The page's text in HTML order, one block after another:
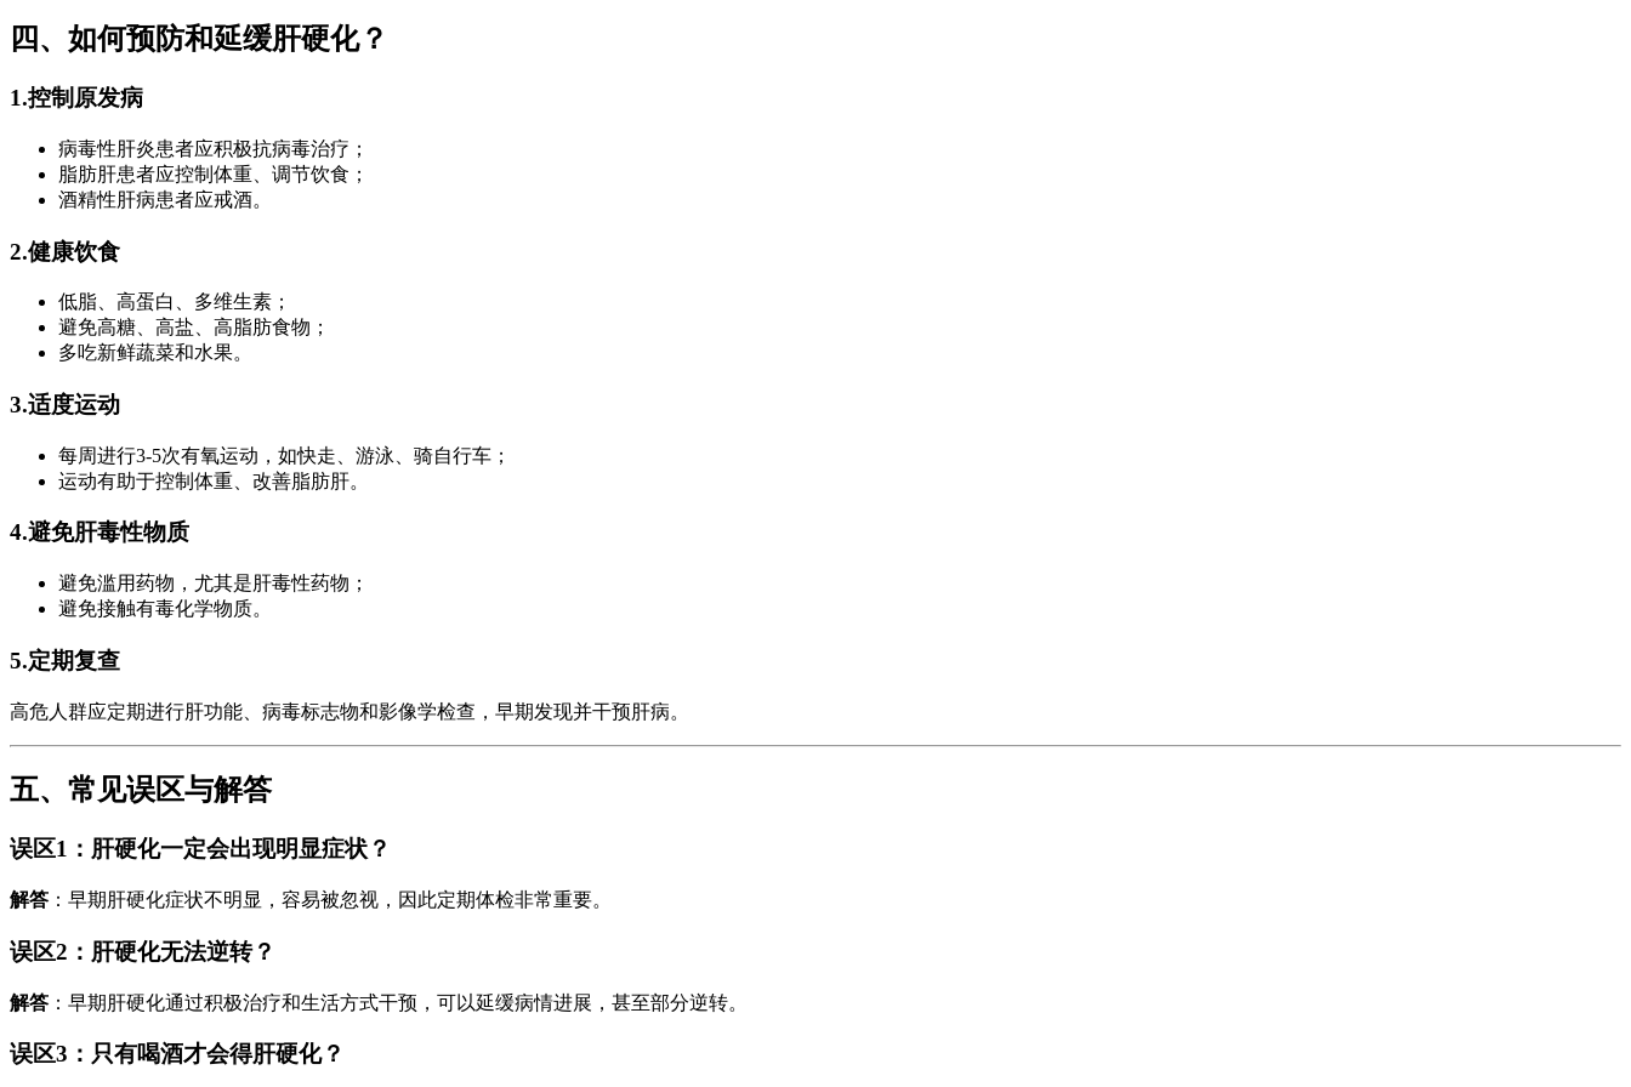
四、如何预防和延缓肝硬化？
1.控制原发病
病毒性肝炎患者应积极抗病毒治疗；
脂肪肝患者应控制体重、调节饮食；
酒精性肝病患者应戒酒。
2.健康饮食
低脂、高蛋白、多维生素；
避免高糖、高盐、高脂肪食物；
多吃新鲜蔬菜和水果。
3.适度运动
每周进行3-5次有氧运动，如快走、游泳、骑自行车；
运动有助于控制体重、改善脂肪肝。
4.避免肝毒性物质
避免滥用药物，尤其是肝毒性药物；
避免接触有毒化学物质。
5.定期复查
高危人群应定期进行肝功能、病毒标志物和影像学检查，早期发现并干预肝病。
五、常见误区与解答
误区1：肝硬化一定会出现明显症状？
解答 ：早期肝硬化症状不明显，容易被忽视，因此定期体检非常重要。
误区2：肝硬化无法逆转？
解答 ：早期肝硬化通过积极治疗和生活方式干预，可以延缓病情进展，甚至部分逆转。
误区3：只有喝酒才会得肝硬化？